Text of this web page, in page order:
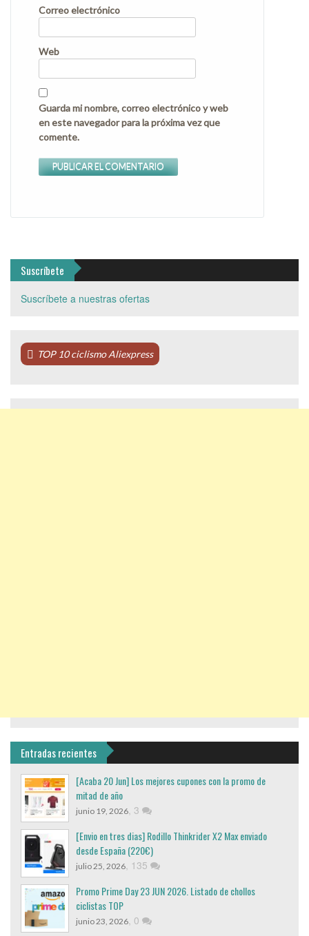
Correo electrónico
Web
Guarda mi nombre, correo electrónico y web
en este navegador para la próxima vez que
comente.
Suscríbete
Suscríbete a nuestras ofertas
TOP 10 ciclismo Aliexpress
Entradas recientes
[Acaba 20 Jun] Los mejores cupones con la promo de
mitad de año
junio 19, 2026, 3
[Envio en tres dias] Rodillo Thinkrider X2 Max enviado
desde España (220€)
julio 25, 2026, 135
Promo Prime Day 23 JUN 2026. Listado de chollos
ciclistas TOP
junio 23, 2026, 0